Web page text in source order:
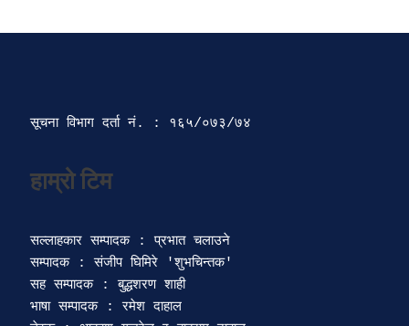
सूचना विभाग दर्ता‍ नं. : १६५/०७३/७४
हाम्रो टिम
सल्लाहकार सम्पादक : प्रभात चलाउने
सम्पादक : संजीप घिमिरे 'शुभचिन्तक'
सह सम्पादक : बुद्धशरण शाही
भाषा सम्पादक : रमेश दाहाल